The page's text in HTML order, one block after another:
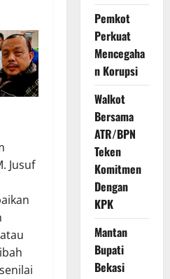
Jusuf
Pemkot
Perkuat
Mencegaha
n Korupsi
Walkot
Bersama
ATR/BPN
Teken
Komitmen
Dengan
KPK
Mantan
Bupati
Bekasi